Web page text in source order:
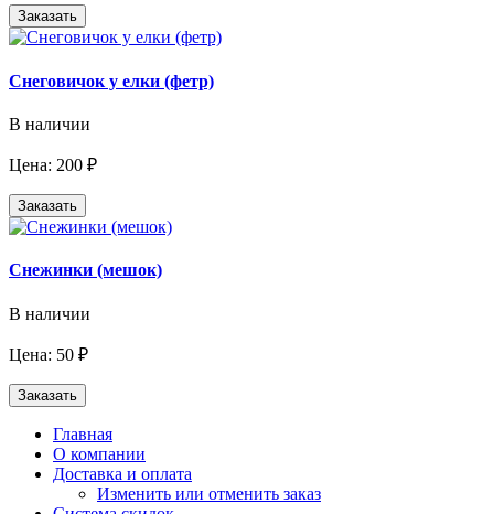
Заказать
Снеговичок у елки (фетр)
В наличии
Цена: 200 ₽
Заказать
Снежинки (мешок)
В наличии
Цена: 50 ₽
Заказать
Главная
О компании
Доставка и оплата
Изменить или отменить заказ